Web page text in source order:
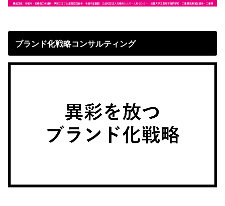
ブランド化戦略コンサルティング